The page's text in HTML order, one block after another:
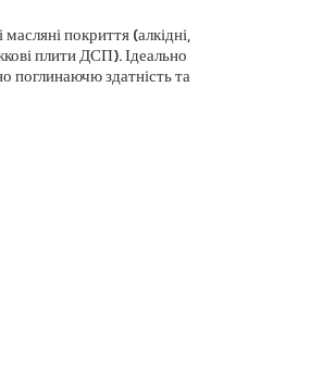
покриття (алкідні,
плити ДСП). Ідеально
поглинаючю здатність та